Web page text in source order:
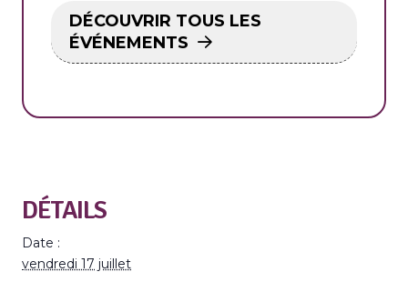
DÉCOUVRIR TOUS LES
ÉVÉNEMENTS
DÉTAILS
Date :
vendredi 17 juillet